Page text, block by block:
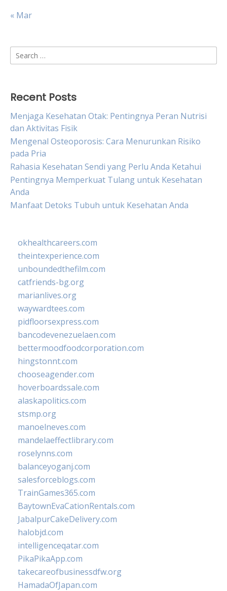
« Mar
Search
for:
Recent Posts
Menjaga Kesehatan Otak: Pentingnya Peran Nutrisi
dan Aktivitas Fisik
Mengenal Osteoporosis: Cara Menurunkan Risiko
pada Pria
Rahasia Kesehatan Sendi yang Perlu Anda Ketahui
Pentingnya Memperkuat Tulang untuk Kesehatan
Anda
Manfaat Detoks Tubuh untuk Kesehatan Anda
okhealthcareers.com
theintexperience.com
unboundedthefilm.com
catfriends-bg.org
marianlives.org
waywardtees.com
pidfloorsexpress.com
bancodevenezuelaen.com
bettermoodfoodcorporation.com
hingstonnt.com
chooseagender.com
hoverboardssale.com
alaskapolitics.com
stsmp.org
manoelneves.com
mandelaeffectlibrary.com
roselynns.com
balanceyoganj.com
salesforceblogs.com
TrainGames365.com
BaytownEvaCationRentals.com
JabalpurCakeDelivery.com
halobjd.com
intelligenceqatar.com
PikaPikaApp.com
takecareofbusinessdfw.org
HamadaOfJapan.com